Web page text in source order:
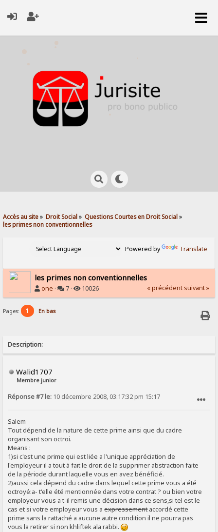
Accès au site» Droit Social» Questions Courtes en Droit Social»
les primes non conventionnelles
Powered by Translate
les primes non conventionnelles
one · 7 · 10026 « précédent suivant »
Pages: 1 En bas
Description:
Walid1707
Membre junior
Réponse #7 le: 10 décembre 2008, 03:17:32 pm 15:17
Salem
Tout dépend de la nature de cette prime ainsi que du cadre
organisant son octroi.
Means :
1)si c'est une prime qui est liée a l'unique appréciation de
l'employeur il a tout à fait le droit de la supprimer abstraction faite
de la période durant laquelle vous en avez bénéficié.
2)aussi cela dépend du cadre dans lequel cette prime vous a été
octroyé:a- t'elle été mentionnée dans votre contrat ? ou bien votre
employeur vous a t-il remis une décision dans ce sens,si tel est le
cas et si votre employeur vous aexpressementaccordé cette
prime sans la rattaché a aucune autre condition il ne pourra pas
vous la retirer si non khliftek ala rabbi.